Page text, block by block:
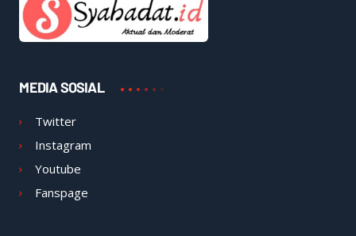
MEDIA SOSIAL
Twitter
Instagram
Youtube
Fanspage